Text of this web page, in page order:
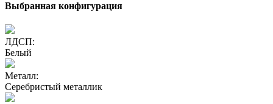
Выбранная конфигурация
ЛДСП:
Белый
Металл:
Серебристый металлик